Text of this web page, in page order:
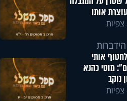
אותו
אותי
מוטי כהנא
נוקב